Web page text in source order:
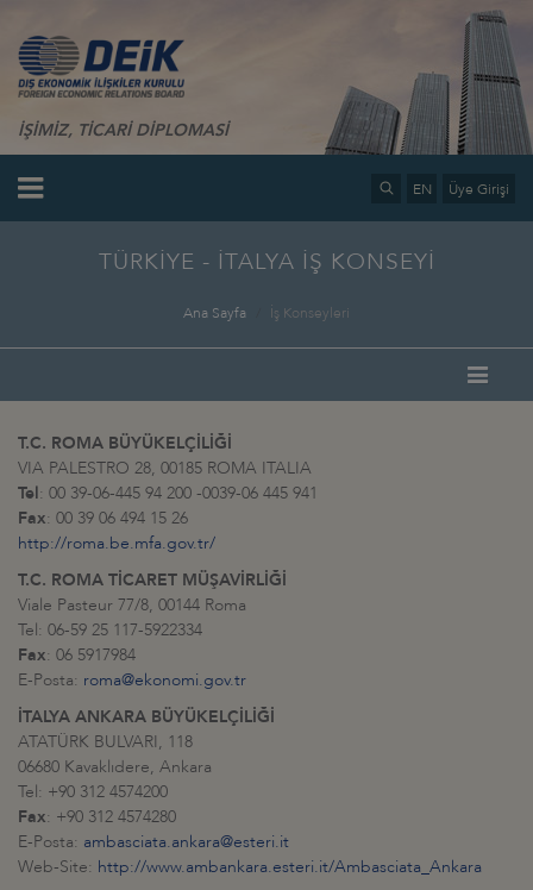
İŞİMİZ, TİCARİ DİPLOMASİ
EN Üye Girişi
TÜRKİYE - İTALYA İŞ KONSEYİ
Ana Sayfa İş Konseyleri
T.C. ROMA BÜYÜKELÇİLİĞİ
VIA PALESTRO 28, 00185 ROMA ITALIA
Tel: 00 39-06-445 94 200 -0039-06 445 941
Fax: 00 39 06 494 15 26
http://roma.be.mfa.gov.tr/
T.C. ROMA TİCARET MÜŞAVİRLİĞİ
Viale Pasteur 77/8, 00144 Roma
Tel: 06-59 25 117-5922334
Fax: 06 5917984
E-Posta: roma@ekonomi.gov.tr
İTALYA ANKARA BÜYÜKELÇİLİĞİ
ATATÜRK BULVARI, 118
06680 Kavaklıdere, Ankara
Tel: +90 312 4574200
Fax: +90 312 4574280
E-Posta: ambasciata.ankara@esteri.it
Web-Site: http://www.ambankara.esteri.it/Ambasciata_Ankara